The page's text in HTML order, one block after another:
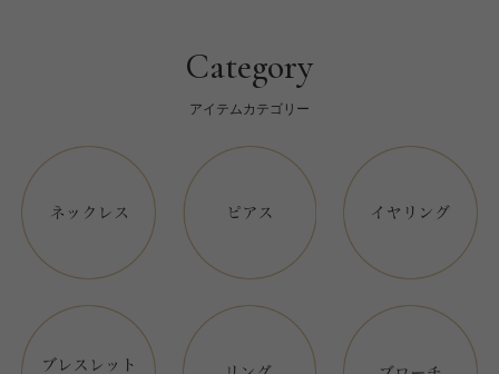
Category
アイテムカテゴリー